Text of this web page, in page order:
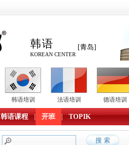
韩语
KOREAN CENTER
[青岛]
韩语培训 法语培训 德语培训
韩语课程 | 开班 | TOPIK